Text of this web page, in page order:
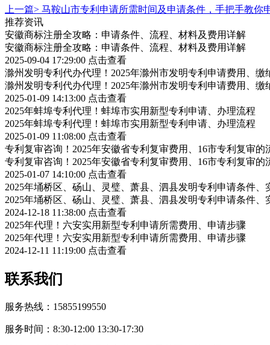
上一篇> 马鞍山市专利申请所需时间及申请条件，手把手教你
推荐资讯
安徽商标注册全攻略：申请条件、流程、材料及费用详解
安徽商标注册全攻略：申请条件、流程、材料及费用详解
2025-09-04 17:29:00 点击查看
滁州发明专利代办代理！2025年滁州市发明专利申请费用、缴
滁州发明专利代办代理！2025年滁州市发明专利申请费用、缴
2025-01-09 14:13:00 点击查看
2025年蚌埠专利代理！蚌埠市实用新型专利申请、办理流程
2025年蚌埠专利代理！蚌埠市实用新型专利申请、办理流程
2025-01-09 11:08:00 点击查看
专利复审咨询！2025年安徽省专利复审费用、16市专利复审的
专利复审咨询！2025年安徽省专利复审费用、16市专利复审的
2025-01-07 14:10:00 点击查看
2025年埇桥区、砀山、灵璧、萧县、泗县发明专利申请条件、
2025年埇桥区、砀山、灵璧、萧县、泗县发明专利申请条件、
2024-12-18 11:38:00 点击查看
2025年代理！六安实用新型专利申请所需费用、申请步骤
2025年代理！六安实用新型专利申请所需费用、申请步骤
2024-12-11 11:19:00 点击查看
联系我们
服务热线：15855199550
服务时间：8:30-12:00 13:30-17:30